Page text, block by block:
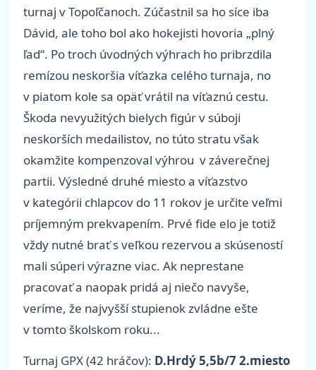
turnaj v Topoľčanoch. Zúčastnil sa ho síce iba
Dávid, ale toho bol ako hokejisti hovoria „plný
ľad“. Po troch úvodných výhrach ho pribrzdila
remízou neskoršia víťazka celého turnaja, no
v piatom kole sa opäť vrátil na víťaznú cestu.
Škoda nevyužitých bielych figúr v súboji
neskorších medailistov, no túto stratu však
okamžite kompenzoval výhrou v záverečnej
partii. Výsledné druhé miesto a víťazstvo
v kategórii chlapcov do 11 rokov je určite veľmi
príjemným prekvapením. Prvé fide elo je totiž
vždy nutné brať s veľkou rezervou a skúseností
mali súperi výrazne viac. Ak neprestane
pracovať a naopak pridá aj niečo navyše,
veríme, že najvyšší stupienok zvládne ešte
v tomto školskom roku...
Turnaj GPX (42 hráčov): D.Hrdý 5,5b/7 2.miesto